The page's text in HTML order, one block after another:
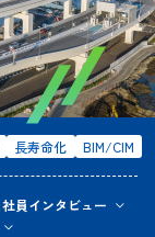
長寿命化 BIM/CIM
社員インタビュー